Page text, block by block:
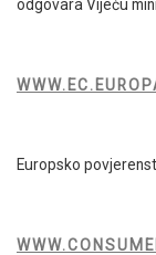
odgovara Vijeću
Europsko